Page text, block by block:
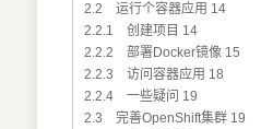
2.2 运行个容器应用 14
2.2.1 创建项目 14
2.2.2 部署Docker镜像 15
2.2.3 访问容器应用 18
2.2.4 一些疑问 19
2.3 完善OpenShift集群 19